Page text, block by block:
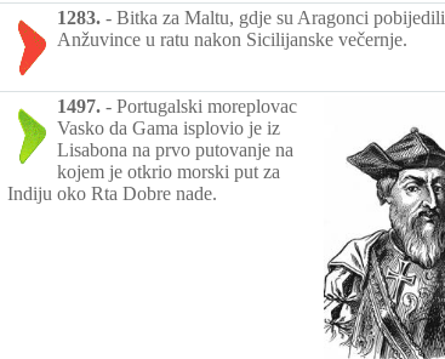
1283. - Bitka za Maltu, gdje su Aragonci pobijedili
Anžuvince u ratu nakon Sicilijanske večernje.
1497. - Portugalski moreplovac
Vasko da Gama isplovio je iz
Lisabona na prvo putovanje na
kojem je otkrio morski put za
Indiju oko Rta Dobre nade.